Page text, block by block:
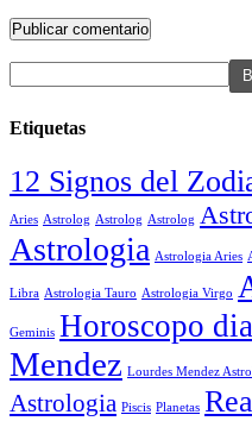
Etiquetas
12 Signos del
Aries Astrolog Astrolog Astrolog
Astrologia Astrologia Aries
Libra Astrologia Tauro Astrologia Virgo
Geminis Horoscopo
Mendez Lourdes Mendez
Astrologia Piscis Planetas